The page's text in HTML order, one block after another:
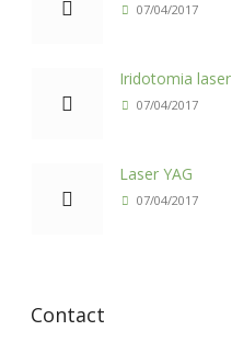
07/04/2017
Iridotomia laser
07/04/2017
Laser YAG
07/04/2017
Contact